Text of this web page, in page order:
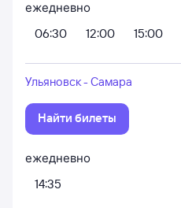
ежедневно
06:30
12:00 15:00
Ульяновск - Самара
Найти билеты
ежедневно
14:35